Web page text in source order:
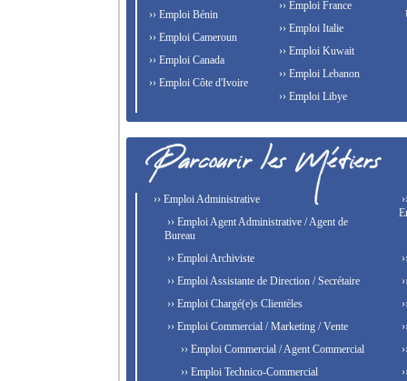
›› Emploi Bénin
›› Emploi Cameroun
›› Emploi Canada
›› Emploi Côte d'Ivoire
›› Emploi France
›› Emploi Italie
›› Emploi Kuwait
›› Emploi Lebanon
›› Emploi Libye
›› Emploi Administrative
›› Emploi Agent Administrative / Agent de
Bureau
›› Emploi Archiviste
›› Emploi Assistante de Direction / Secrétaire
›› Emploi Chargé(e)s Clientèles
›› Emploi Commercial / Marketing / Vente
›› Emploi Commercial / Agent Commercial
›› Emploi Technico-Commercial